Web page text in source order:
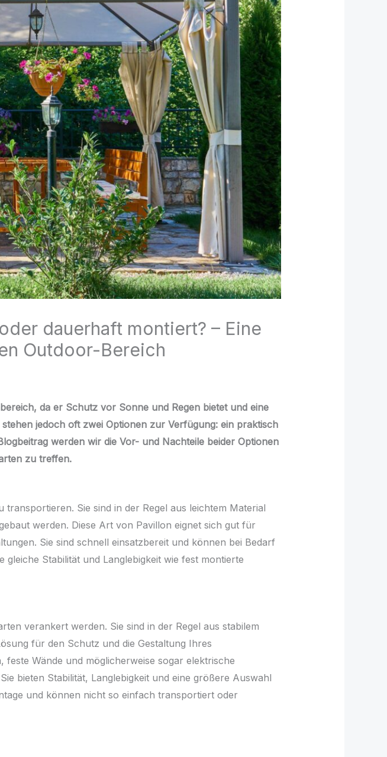
dauerhaft montiert? – Eine
Outdoor-Bereich
da er Schutz vor Sonne und Regen bietet und eine
jedoch oft zwei Optionen zur Verfügung: ein praktisch
werden wir die Vor- und Nachteile beider Optionen
zu treffen.
Sie sind in der Regel aus leichtem Material
werden. Diese Art von Pavillon eignet sich gut für
Sie sind schnell einsatzbereit und können bei Bedarf
Stabilität und Langlebigkeit wie fest montierte
verankert werden. Sie sind in der Regel aus stabilem
für den Schutz und die Gestaltung Ihres
Wände und möglicherweise sogar elektrische
bieten Stabilität, Langlebigkeit und eine größere Auswahl
und können nicht so einfach transportiert oder